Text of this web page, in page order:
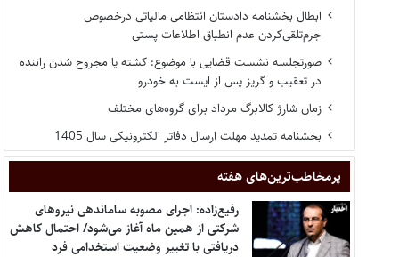
ابطال بخشنامه دادستان انتظامی مالیاتی درخصوص
جرم‌تلقی‌کردن عدم انطباق اطلاعات پستی
صورتجلسه نشست قضایی با موضوع: کشته یا مجروح شدن راننده
در تعقیب و گریز پس از ایست به خودرو
زمان شارژ کالابرگ مرداد برای گروه‌های مختلف
بخشنامه تمدید مهلت ارسال دفاتر الکترونیکی سال 1405
پر‌مخاطب‌ترین‌های هفته
رفیع‌زاده: اجرای مصوبه ساماندهی نیروهای
شرکتی از همین ماه آغاز می‌شود/ احتمال کاهش
دریافتی با تغییر وضعیت استخدامی فرد